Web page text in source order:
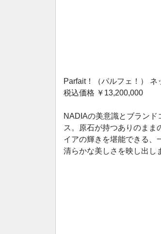
Parfait！（パルフェ！）
税込価格 ￥13,200,000
NADIAの美意識とブラン
ス。原石が持つありのまま
イアの輝きを堪能できる、
清らかな美しさを映し出し